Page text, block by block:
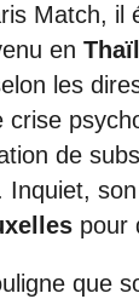
Match, il
en
les
crise
de
Inquiet,
pour
que